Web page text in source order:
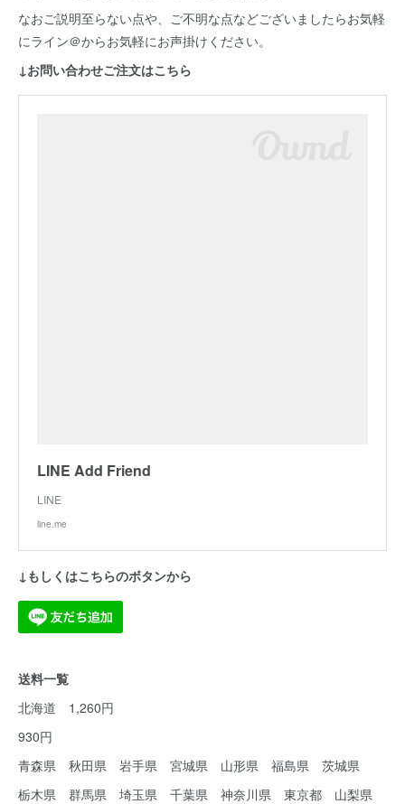
なおご説明至らない点や、ご不明な点などございましたらお気軽
にライン＠からお気軽にお声掛けください。
↓お問い合わせご注文はこちら
LINE Add Friend
LINE
line.me
↓もしくはこちらのボタンから
送料一覧
北海道 1,260円
930円
青森県 秋田県 岩手県 宮城県 山形県 福島県 茨城県
栃木県 群馬県 埼玉県 千葉県 神奈川県 東京都 山梨県